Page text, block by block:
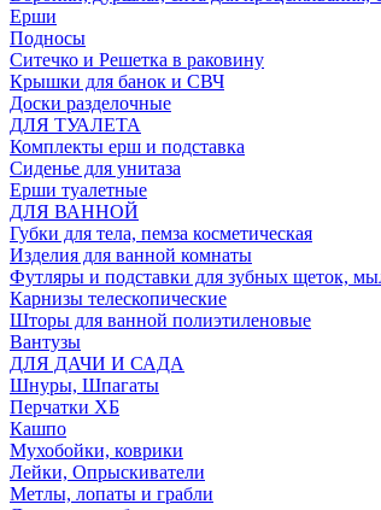
Ерши
Подносы
Ситечко и Решетка в раковину
Крышки для банок и СВЧ
Доски разделочные
ДЛЯ ТУАЛЕТА
Комплекты ерш и подставка
Сиденье для унитаза
Ерши туалетные
ДЛЯ ВАННОЙ
Губки для тела, пемза косметическая
Изделия для ванной комнаты
Футляры и подставки для зубных щеток,
Карнизы телескопические
Шторы для ванной полиэтиленовые
Вантузы
ДЛЯ ДАЧИ И САДА
Шнуры, Шпагаты
Перчатки ХБ
Кашпо
Мухобойки, коврики
Лейки, Опрыскиватели
Метлы, лопаты и грабли